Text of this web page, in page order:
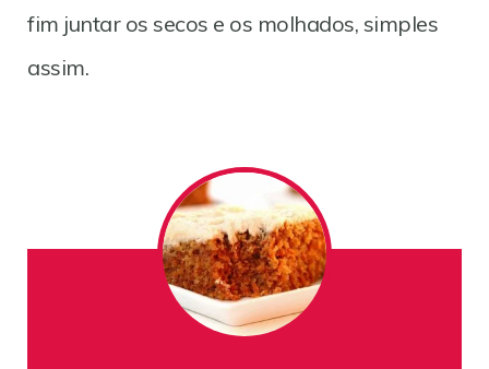
fim juntar os secos e os molhados, simples
assim.